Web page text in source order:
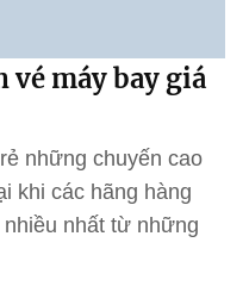
vé máy bay giá
những chuyến cao
khi các hãng hàng
nhất từ những